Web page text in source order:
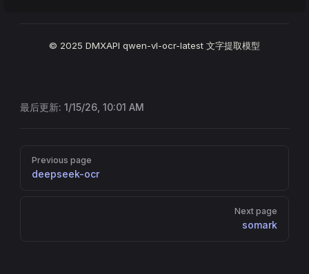
© 2025 DMXAPI qwen-vl-ocr-latest 文字提取模型
最后更新: 1/15/26, 10:01 AM
Pager
Previous page
deepseek-ocr
Next page
somark